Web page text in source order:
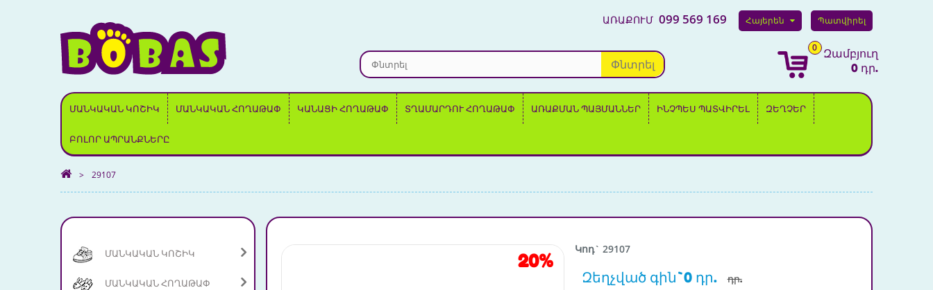
ԱՌԱՔՈՒՄ 099 569 169 Հայերեն Պատվիրել
Փնտրել
0 Զամբյուղ
0 դր.
ՄԱՆԿԱԿԱՆ ԿՈՇԻԿ ՄԱՆԿԱԿԱՆ ՀՈՂԱԹԱՓ ԿԱՆԱՑԻ ՀՈՂԱԹԱՓ ՏՂԱՄԱՐԴՈՒ ՀՈՂԱԹԱՓ ԱՌԱՔՄԱՆ ՊԱՅՄԱՆՆԵՐ ԻՆՉՊԵՍ ՊԱՏՎԻՐԵԼ ԶԵՂՉԵՐ
ԲՈԼՈՐ ԱՊՐԱՆՔՆԵՐԸ
> 29107
ՄԱՆԿԱԿԱՆ ԿՈՇԻԿ
ՄԱՆԿԱԿԱՆ ՀՈՂԱԹԱՓ
20%
Կոդ` 29107
Զեղչված գին`0 դր. դր.